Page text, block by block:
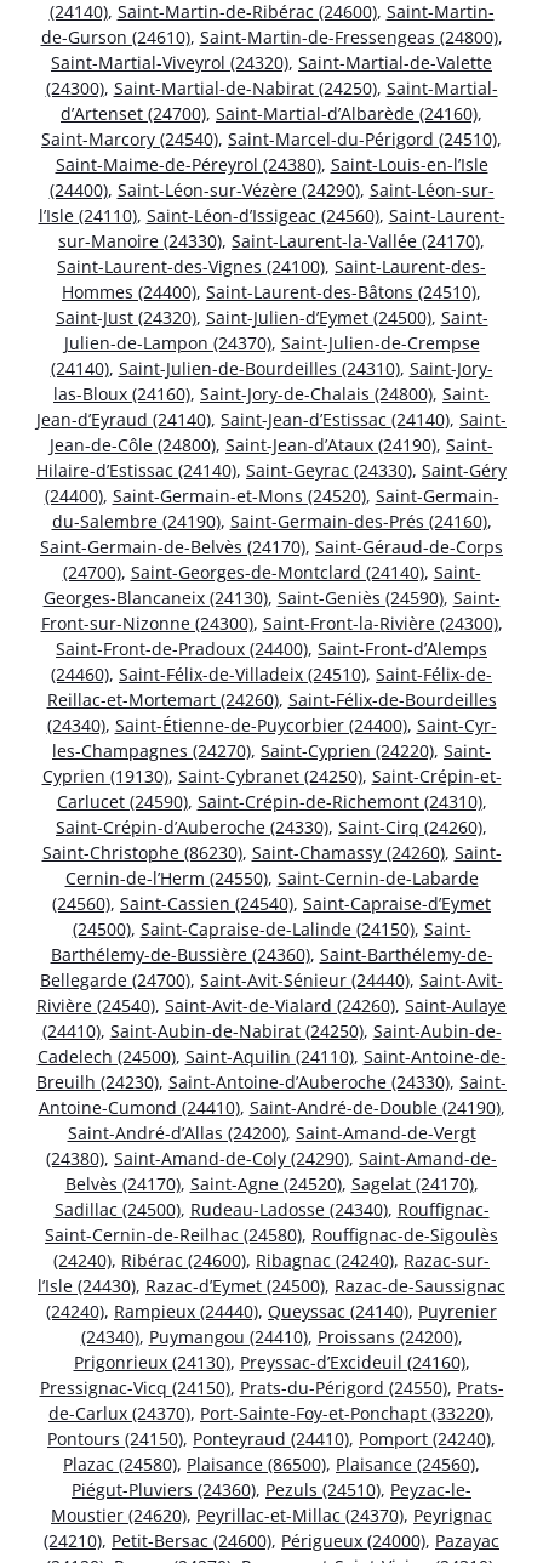
(24140), Saint-Martin-de-Ribérac (24600), Saint-Martin-
de-Gurson (24610), Saint-Martin-de-Fressengeas (24800),
Saint-Martial-Viveyrol (24320), Saint-Martial-de-Valette
(24300), Saint-Martial-de-Nabirat (24250), Saint-Martial-
d’Artenset (24700), Saint-Martial-d’Albarède (24160),
Saint-Marcory (24540), Saint-Marcel-du-Périgord (24510),
Saint-Maime-de-Péreyrol (24380), Saint-Louis-en-l’Isle
(24400), Saint-Léon-sur-Vézère (24290), Saint-Léon-sur-
l’Isle (24110), Saint-Léon-d’Issigeac (24560), Saint-Laurent-
sur-Manoire (24330), Saint-Laurent-la-Vallée (24170),
Saint-Laurent-des-Vignes (24100), Saint-Laurent-des-
Hommes (24400), Saint-Laurent-des-Bâtons (24510),
Saint-Just (24320), Saint-Julien-d’Eymet (24500), Saint-
Julien-de-Lampon (24370), Saint-Julien-de-Crempse
(24140), Saint-Julien-de-Bourdeilles (24310), Saint-Jory-
las-Bloux (24160), Saint-Jory-de-Chalais (24800), Saint-
Jean-d’Eyraud (24140), Saint-Jean-d’Estissac (24140), Saint-
Jean-de-Côle (24800), Saint-Jean-d’Ataux (24190), Saint-
Hilaire-d’Estissac (24140), Saint-Geyrac (24330), Saint-Géry
(24400), Saint-Germain-et-Mons (24520), Saint-Germain-
du-Salembre (24190), Saint-Germain-des-Prés (24160),
Saint-Germain-de-Belvès (24170), Saint-Géraud-de-Corps
(24700), Saint-Georges-de-Montclard (24140), Saint-
Georges-Blancaneix (24130), Saint-Geniès (24590), Saint-
Front-sur-Nizonne (24300), Saint-Front-la-Rivière (24300),
Saint-Front-de-Pradoux (24400), Saint-Front-d’Alemps
(24460), Saint-Félix-de-Villadeix (24510), Saint-Félix-de-
Reillac-et-Mortemart (24260), Saint-Félix-de-Bourdeilles
(24340), Saint-Étienne-de-Puycorbier (24400), Saint-Cyr-
les-Champagnes (24270), Saint-Cyprien (24220), Saint-
Cyprien (19130), Saint-Cybranet (24250), Saint-Crépin-et-
Carlucet (24590), Saint-Crépin-de-Richemont (24310),
Saint-Crépin-d’Auberoche (24330), Saint-Cirq (24260),
Saint-Christophe (86230), Saint-Chamassy (24260), Saint-
Cernin-de-l’Herm (24550), Saint-Cernin-de-Labarde
(24560), Saint-Cassien (24540), Saint-Capraise-d’Eymet
(24500), Saint-Capraise-de-Lalinde (24150), Saint-
Barthélemy-de-Bussière (24360), Saint-Barthélemy-de-
Bellegarde (24700), Saint-Avit-Sénieur (24440), Saint-Avit-
Rivière (24540), Saint-Avit-de-Vialard (24260), Saint-Aulaye
(24410), Saint-Aubin-de-Nabirat (24250), Saint-Aubin-de-
Cadelech (24500), Saint-Aquilin (24110), Saint-Antoine-de-
Breuilh (24230), Saint-Antoine-d’Auberoche (24330), Saint-
Antoine-Cumond (24410), Saint-André-de-Double (24190),
Saint-André-d’Allas (24200), Saint-Amand-de-Vergt
(24380), Saint-Amand-de-Coly (24290), Saint-Amand-de-
Belvès (24170), Saint-Agne (24520), Sagelat (24170),
Sadillac (24500), Rudeau-Ladosse (24340), Rouffignac-
Saint-Cernin-de-Reilhac (24580), Rouffignac-de-Sigoulès
(24240), Ribérac (24600), Ribagnac (24240), Razac-sur-
l’Isle (24430), Razac-d’Eymet (24500), Razac-de-Saussignac
(24240), Rampieux (24440), Queyssac (24140), Puyrenier
(24340), Puymangou (24410), Proissans (24200),
Prigonrieux (24130), Preyssac-d’Excideuil (24160),
Pressignac-Vicq (24150), Prats-du-Périgord (24550), Prats-
de-Carlux (24370), Port-Sainte-Foy-et-Ponchapt (33220),
Pontours (24150), Ponteyraud (24410), Pomport (24240),
Plazac (24580), Plaisance (86500), Plaisance (24560),
Piégut-Pluviers (24360), Pezuls (24510), Peyzac-le-
Moustier (24620), Peyrillac-et-Millac (24370), Peyrignac
(24210), Petit-Bersac (24600), Périgueux (24000), Pazayac